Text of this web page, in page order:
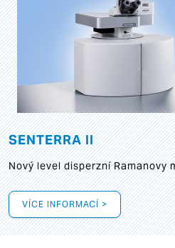
SENTERRA II
Nový level disperzní Ramanovy
VÍCE INFORMACÍ >